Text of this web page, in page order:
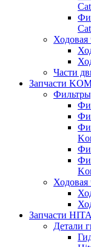
Ходовая
Части
Запчасти
Ходовая
Запчасти
Детали